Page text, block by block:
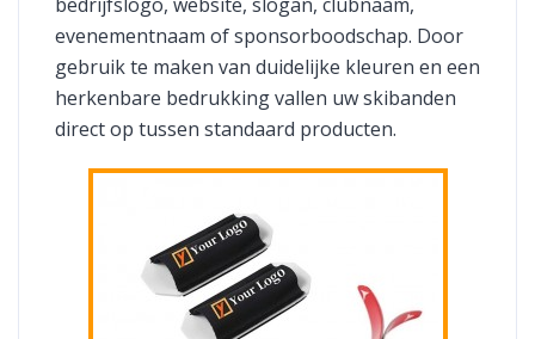
evenementnaam of sponsorboodschap. Door
gebruik te maken van duidelijke kleuren en een
herkenbare bedrukking vallen uw skibanden
direct op tussen standaard producten.